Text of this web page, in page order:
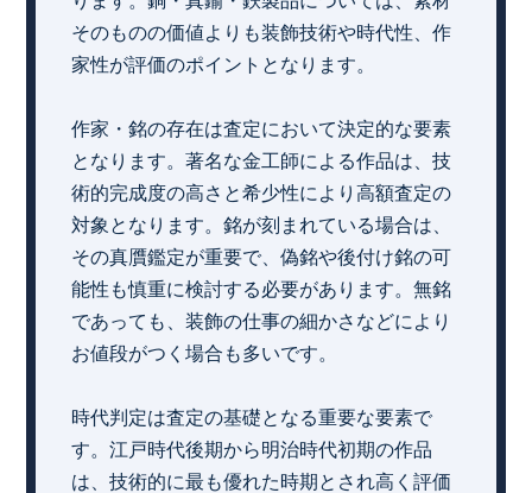
そのものの価値よりも装飾技術や時代性、作
家性が評価のポイントとなります。
作家・銘の存在は査定において決定的な要素
となります。著名な金工師による作品は、技
術的完成度の高さと希少性により高額査定の
対象となります。銘が刻まれている場合は、
その真贋鑑定が重要で、偽銘や後付け銘の可
能性も慎重に検討する必要があります。無銘
であっても、装飾の仕事の細かさなどにより
お値段がつく場合も多いです。
時代判定は査定の基礎となる重要な要素で
す。江戸時代後期から明治時代初期の作品
は、技術的に最も優れた時期とされ高く評価